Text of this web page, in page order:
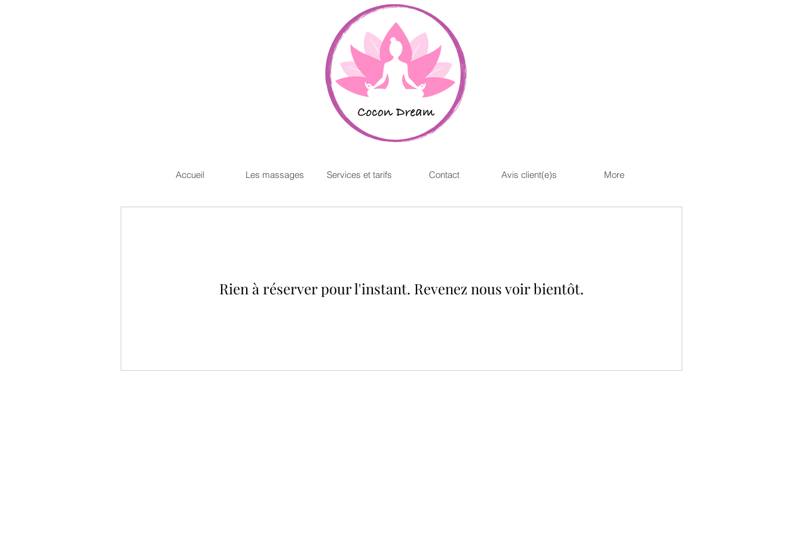
Accueil Les massages Services et tarifs Contact Avis client(e)s More
Rien à réserver pour l'instant. Revenez nous voir bientôt.